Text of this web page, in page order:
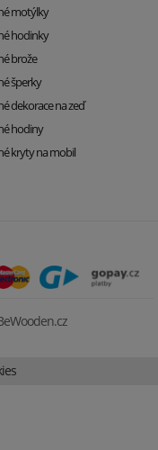
motýlky
hodinky
brože
šperky
dekorace na zeď
hodiny
kryty na mobil